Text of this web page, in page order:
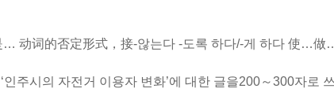
动词的否定形式，接-않는다 -도록 하다/-게 하다 使…做
시의 자전거 이용자 변화’에 대한 글을200～300자로